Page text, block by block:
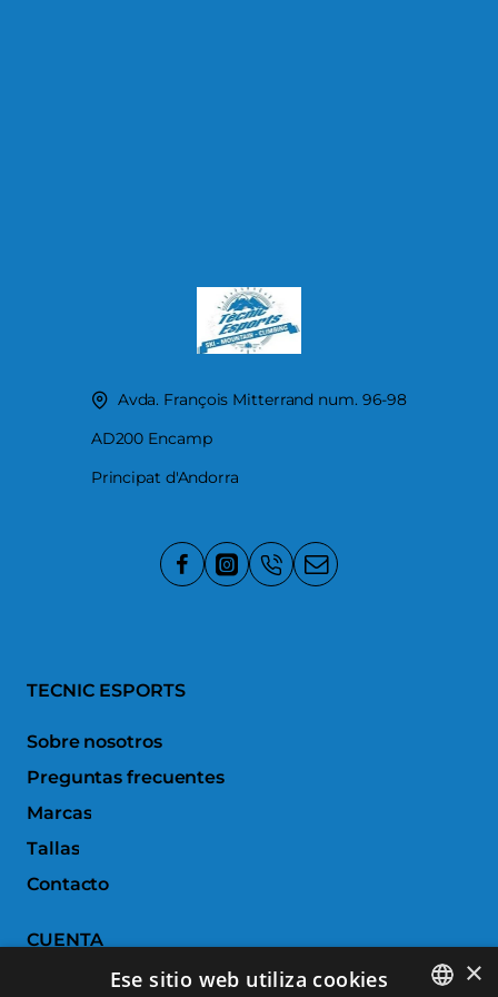
Avda. François Mitterrand num. 96-98
AD200 Encamp
Principat d'Andorra
TECNIC ESPORTS
Sobre nosotros
Preguntas frecuentes
Marcas
Tallas
Contacto
CUENTA
Historial de pedidos
×
Ese sitio web utiliza cookies